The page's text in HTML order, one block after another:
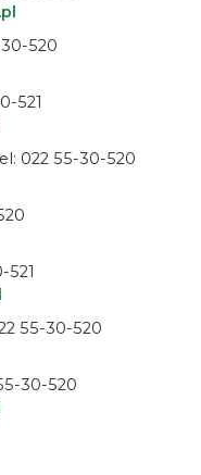
520
521
022 55-30-520
521
55-30-520
30-520